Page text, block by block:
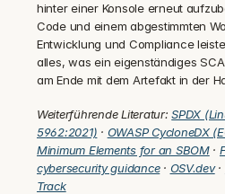
hinter einer Konsole erneut
Code und einem abgestimmten
Entwicklung und Compliance
alles, was ein eigenständiges
am Ende mit dem Artefakt in der
Weiterführende Literatur: SPDX
5962:2021) · OWASP CycloneDX
Minimum Elements for an SBOM ·
cybersecurity guidance · OSV.dev ·
Track